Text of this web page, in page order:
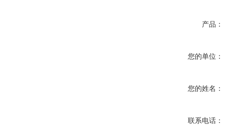
产品：
您的单位：
您的姓名：
联系电话：